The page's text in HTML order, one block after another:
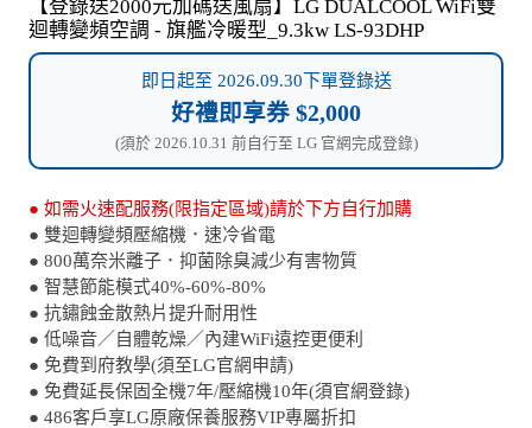
【登錄送2000元加碼送風扇】LG DUALCOOL WiFi雙
迴轉變頻空調 - 旗艦冷暖型_9.3kw LS-93DHP
即日起至 2026.09.30下單登錄送
好禮即享券 $2,000
(須於 2026.10.31 前自行至 LG 官網完成登錄)
● 如需火速配服務(限指定區域)請於下方自行加購
● 雙迴轉變頻壓縮機．速冷省電
● 800萬奈米離子．抑菌除臭減少有害物質
● 智慧節能模式40%-60%-80%
● 抗鏽蝕金散熱片提升耐用性
● 低噪音／自體乾燥／內建WiFi遠控更便利
● 免費到府教學(須至LG官網申請)
● 免費延長保固全機7年/壓縮機10年(須官網登錄)
● 486客戶享LG原廠保養服務VIP專屬折扣